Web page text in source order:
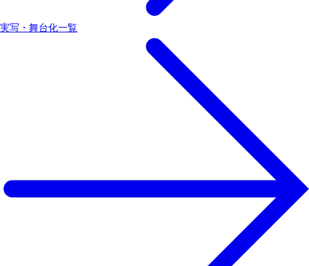
実写・舞台化一覧